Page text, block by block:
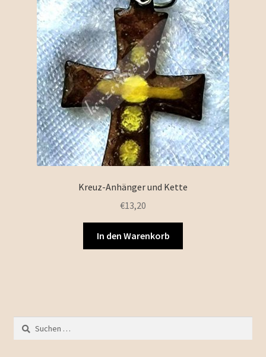
Kreuz-Anhänger und Kette
€13,20
In den Warenkorb
Suchen
nach: